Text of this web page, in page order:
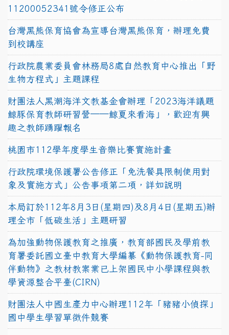
11200052341號令修正公布
台灣黑熊保育協會為宣導台灣黑熊保育，辦理免費
到校講座
行政院農業委員會林務局8處自然教育中心推出「野
生物方程式」主題課程
財團法人黑潮海洋文教基金會辦理「2023海洋議題
鯨豚保育教師研習營──鯨夏來看海」，歡迎有興
趣之教師踴躍報名
桃園市112學年度學生音樂比賽實施計畫
行政院環境保護署公告修正「免洗餐具限制使用對
象及實施方式」公告事項第二項，詳如說明
本局訂於112年8月3日(星期四)及8月4日(星期五)辦
理全市「低碳生活」主題研習
為加強動物保護教育之推廣，教育部國民及學前教
育署委託國立臺中教育大學編纂《動物保護教育-同
伴動物》之教材教案業已上架國民中小學課程與教
學資源整合平臺(CIRN)
財團法人中國生產力中心辦理112年「豬豬小偵探」
國中學生學習單徵件競賽